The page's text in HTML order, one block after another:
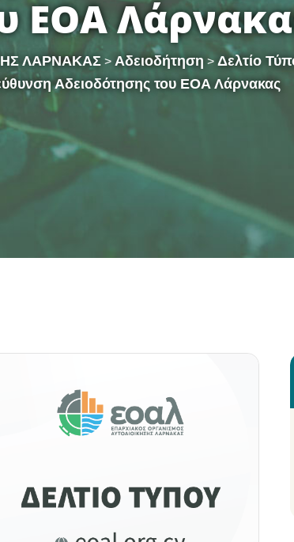
ΕΟΑ
ΛΑΡΝΑΚΑΣ> Αδειοδήτηση > Δελτίο
Αδειοδότησης του ΕΟΑ Λάρνακας